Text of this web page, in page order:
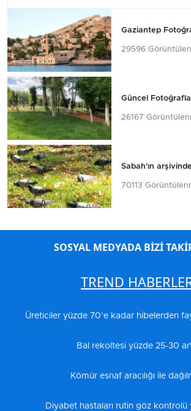
Gaziantep
29596
Güncel
26167
Sabah'ın
70113
SOSYAL MEDYADA BİZİ
TREND
Üreticiler yüzde 70’e kadar hibelerden
Bal rekoltesi yüzde 25-30
Kömür esnaf aracılığı ile
Diyabet hastaları rutin göz kontrolü